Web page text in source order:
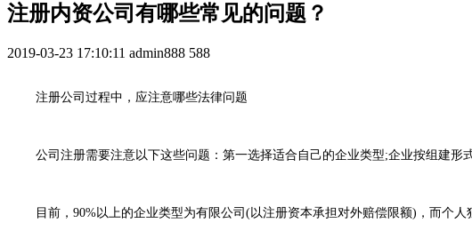
注册内资公司有哪些常见的问题？
2019-03-23 17:10:11 admin888 588
注册公司过程中，应注意哪些法律问题
公司注册需要注意以下这些问题：第一选择适合自己的企业类型;企业按组建形
目前，90%以上的企业类型为有限公司(以注册资本承担对外赔偿限额)，而个